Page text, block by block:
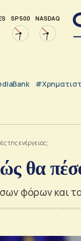
SP 500 NASDAQ
της ενέργειας;
θα
φόρων και